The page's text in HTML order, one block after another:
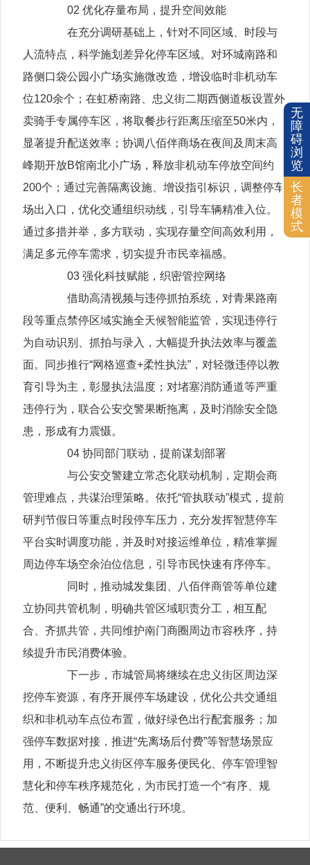
02 优化存量布局，提升空间效能
在充分调研基础上，针对不同区域、时段与
人流特点，科学施划差异化停车区域。对环城南路和
路侧口袋公园小广场实施微改造，增设临时非机动车
位120余个；在虹桥南路、忠义街二期西侧道板设置外
卖骑手专属停车区，将取餐步行距离压缩至50米内，
显著提升配送效率；协调八佰伴商场在夜间及周末高
峰期开放B馆南北小广场，释放非机动车停放空间约
200个；通过完善隔离设施、增设指引标识，调整停车
场出入口，优化交通组织动线，引导车辆精准入位。
通过多措并举，多方联动，实现存量空间高效利用，
满足多元停车需求，切实提升市民幸福感。
03 强化科技赋能，织密管控网络
借助高清视频与违停抓拍系统，对青果路南
段等重点禁停区域实施全天候智能监管，实现违停行
为自动识别、抓拍与录入，大幅提升执法效率与覆盖
面。同步推行“网格巡查+柔性执法”，对轻微违停以教
育引导为主，彰显执法温度；对堵塞消防通道等严重
违停行为，联合公安交警果断拖离，及时消除安全隐
患，形成有力震慑。
04 协同部门联动，提前谋划部署
与公安交警建立常态化联动机制，定期会商
管理难点，共谋治理策略。依托“管执联动”模式，提前
研判节假日等重点时段停车压力，充分发挥智慧停车
平台实时调度功能，并及时对接运维单位，精准掌握
周边停车场空余泊位信息，引导市民快速有序停车。
同时，推动城发集团、八佰伴商管等单位建
立协同共管机制，明确共管区域职责分工，相互配
合、齐抓共管，共同维护南门商圈周边市容秩序，持
续提升市民消费体验。
下一步，市城管局将继续在忠义街区周边深
挖停车资源，有序开展停车场建设，优化公共交通组
织和非机动车点位布置，做好绿色出行配套服务；加
强停车数据对接，推进“先离场后付费”等智慧场景应
用，不断提升忠义街区停车服务便民化、停车管理智
慧化和停车秩序规范化，为市民打造一个“有序、规
范、便利、畅通”的交通出行环境。
无
障
碍
浏
览
长
者
模
式